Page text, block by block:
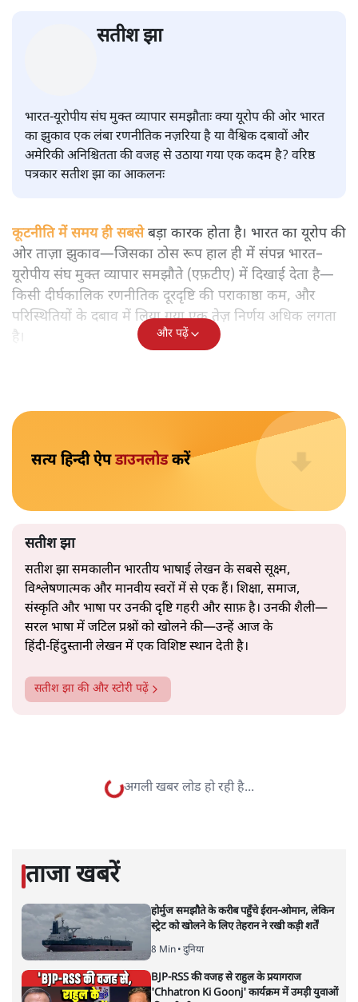
भारत ईयू मुक्त व्यापार समझौताः ईयू अध्यक्ष उर्सुला वॉन डेर लेयेन और
पीएम मोदी
सतीश झा
भारत-यूरोपीय संघ मुक्त व्यापार समझौताः क्या यूरोप की ओर भारत
का झुकाव एक लंबा रणनीतिक नज़रिया है या वैश्विक दबावों और
अमेरिकी अनिश्चितता की वजह से उठाया गया एक कदम है? वरिष्ठ
कूटनीति में समय ही सबसेबड़ा कारक होता है। भारत का यूरोप की
ओर ताज़ा झुकाव—जिसका ठोस रूप हाल ही में संपन्न भारत–
यूरोपीय संघ मुक्त व्यापार समझौते (एफ़टीए) में दिखाई देता है—
किसी दीर्घकालिक रणनीतिक दूरदृष्टि की पराकाष्ठा कम, और
परिस्थितियों के दबाव में लिया गया एक तेज़ निर्णय अधिक लगता
सत्य हिन्दी ऐपडाउनलोड
सतीश झा समकालीन भारतीय भाषाई लेखन के सबसे सूक्ष्म,
हिंदी‑हिंदुस्तानी लेखन में एक विशिष्ट स्थान देती है।
सतीश झा की और स्टोरी पढ़ें